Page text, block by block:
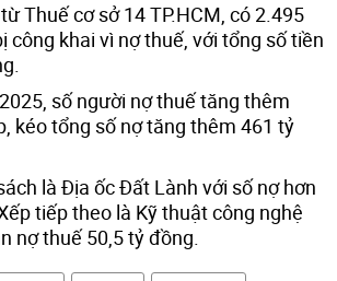
Thuế cơ sở 14 TP.HCM, có 2.495
công khai vì nợ thuế, với tổng số tiền
số người nợ thuế tăng thêm
kéo tổng số nợ tăng thêm 461 tỷ
là Địa ốc Đất Lành với số nợ hơn
tiếp theo là Kỹ thuật công nghệ
nợ thuế 50,5 tỷ đồng.